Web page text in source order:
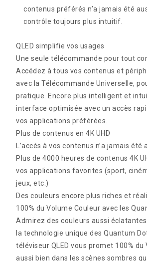
contenus préférés n’a jamais été
contrôle toujours plus intuitif.
QLED simplifie vos usages
Une seule télécommande pour tout
Accédez à tous vos contenus et
avec la Télécommande Universelle,
pratique. Encore plus intelligent et
interface optimisée avec un accès
vos applications préférées.
Plus de contenus en 4K UHD
L’accès à vos contenus n’a jamais été
Plus de 4000 heures de contenus 4K
vos applications favorites (sport,
jeux, etc.)
Des couleurs encore plus riches et
100% du Volume Couleur avec les
Admirez des couleurs aussi
la technologie unique des Quantum
téléviseur QLED vous promet 100% du
aussi bien dans les scènes sombres